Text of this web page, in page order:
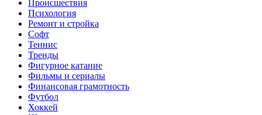
Происшествия
Психология
Ремонт и стройка
Софт
Теннис
Тренды
Фигурное катание
Фильмы и сериалы
Финансовая грамотность
Футбол
Хоккей